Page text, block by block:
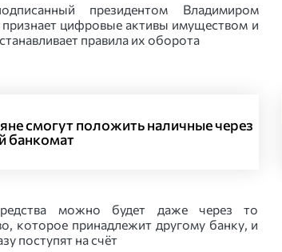
президентом Владимиром
цифровые активы имуществом и
правила их оборота
смогут положить наличные через
банкомат
можно будет даже через то
которое принадлежит другому банку, и
поступят на счёт